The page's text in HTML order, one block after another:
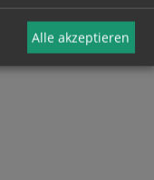
Alle akzeptieren